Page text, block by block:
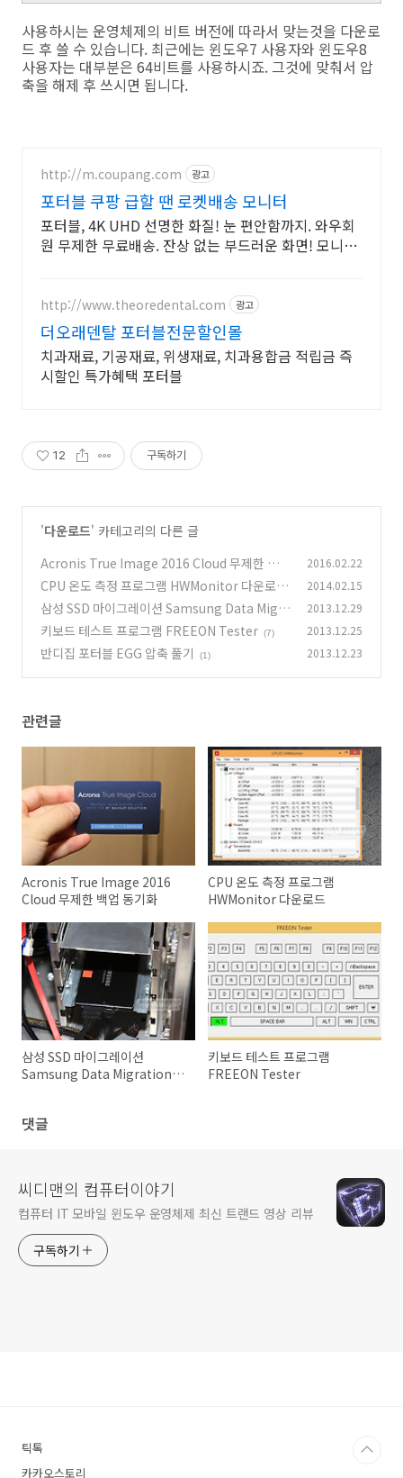
사용하시는 운영체제의 비트 버전에 따라서 맞는것을 다운로
드 후 쓸 수 있습니다. 최근에는 윈도우7 사용자와 윈도우8
사용자는 대부분은 64비트를 사용하시죠. 그것에 맞춰서 압
축을 해제 후 쓰시면 됩니다.
http://m.coupang.com 광고
포터블 쿠팡 급할 땐 로켓배송 모니터
포터블, 4K UHD 선명한 화질! 눈 편안함까지. 와우회
원 무제한 무료배송. 잔상 없는 부드러운 화면! 모니터,
http://www.theoredental.com 광고
더오래덴탈 포터블전문할인몰
치과재료, 기공재료, 위생재료, 치과용합금 적립금 즉
시할인 특가혜택 포터블
12 구독하기
'다운로드' 카테고리의 다른 글
Acronis True Image 2016 Cloud 무제한 백업
동기화
(12)
2016.02.22
CPU 온도 측정 프로그램 HWMonitor 다운로드
(3)
2014.02.15
삼성 SSD 마이그레이션 Samsung Data Migra
tion 다운로드
(50)
2013.12.29
키보드 테스트 프로그램 FREEON Tester (7) 2013.12.25
반디집 포터블 EGG 압축 풀기 (1) 2013.12.23
관련글
Acronis True Image 2016
Cloud 무제한 백업 동기화
CPU 온도 측정 프로그램
HWMonitor 다운로드
삼성 SSD 마이그레이션
Samsung Data Migration 다
키보드 테스트 프로그램
FREEON Tester
댓글
씨디맨의 컴퓨터이야기
컴퓨터 IT 모바일 윈도우 운영체제 최신 트랜드 영상 리뷰
구독하기
틱톡
카카오스토리